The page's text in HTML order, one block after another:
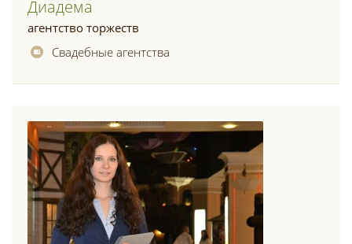
Диадема
агентство торжеств
Свадебные агентства